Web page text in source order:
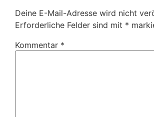
Deine E-Mail-Adresse wird nicht
Erforderliche Felder sind mit *
Kommentar *